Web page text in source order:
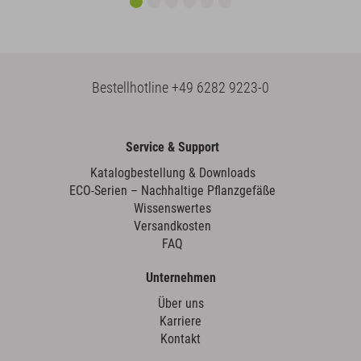
Bestellhotline+49 6282 9223-0
Service & Support
Katalogbestellung & Downloads
ECO-Serien – Nachhaltige Pflanzgefäße
Wissenswertes
Versandkosten
FAQ
Unternehmen
Über uns
Karriere
Kontakt